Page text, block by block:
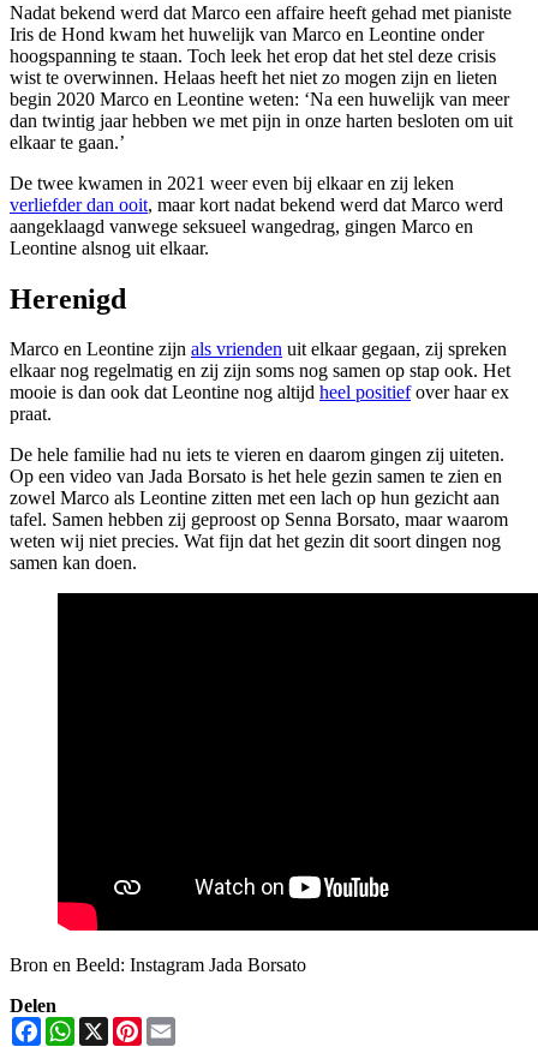
Nadat bekend werd dat Marco een affaire heeft gehad met pianiste
Iris de Hond kwam het huwelijk van Marco en Leontine onder
hoogspanning te staan. Toch leek het erop dat het stel deze crisis
wist te overwinnen. Helaas heeft het niet zo mogen zijn en lieten
begin 2020 Marco en Leontine weten: ‘Na een huwelijk van meer
dan twintig jaar hebben we met pijn in onze harten besloten om uit
elkaar te gaan.’
De twee kwamen in 2021 weer even bij elkaar en zij leken
verliefder dan ooit, maar kort nadat bekend werd dat Marco werd
aangeklaagd vanwege seksueel wangedrag, gingen Marco en
Leontine alsnog uit elkaar.
Herenigd
Marco en Leontine zijn als vrienden uit elkaar gegaan, zij spreken
elkaar nog regelmatig en zij zijn soms nog samen op stap ook. Het
mooie is dan ook dat Leontine nog altijd heel positiefover haar ex
praat.
De hele familie had nu iets te vieren en daarom gingen zij uiteten.
Op een video van Jada Borsato is het hele gezin samen te zien en
zowel Marco als Leontine zitten met een lach op hun gezicht aan
tafel. Samen hebben zij geproost op Senna Borsato, maar waarom
weten wij niet precies. Wat fijn dat het gezin dit soort dingen nog
samen kan doen.
Bron en Beeld: Instagram Jada Borsato
Delen
FacebookWhatsApp
X Pinterest